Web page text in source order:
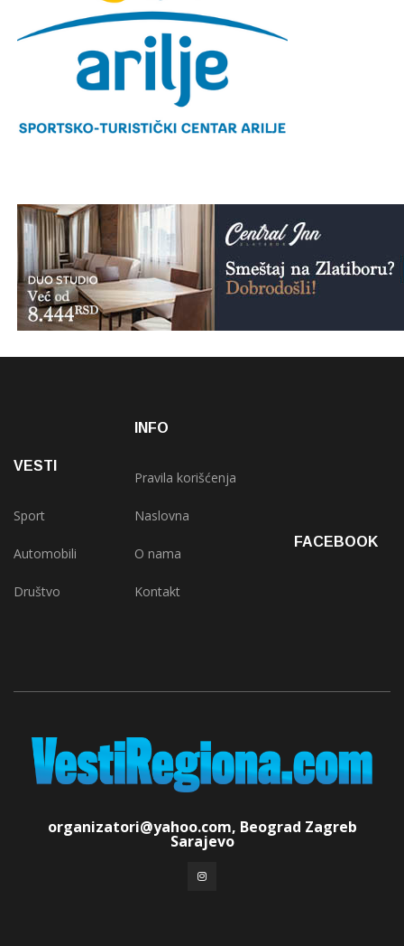
VESTI
Sport
Automobili
Društvo
INFO
Pravila korišćenja
Naslovna
O nama
Kontakt
FACEBOOK
organizatori@yahoo.com, Beograd Zagreb
Sarajevo